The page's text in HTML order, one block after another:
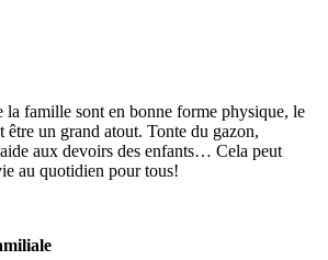
la famille sont en bonne forme physique, le
être un grand atout. Tonte du gazon,
aux devoirs des enfants… Cela peut
au quotidien pour tous!